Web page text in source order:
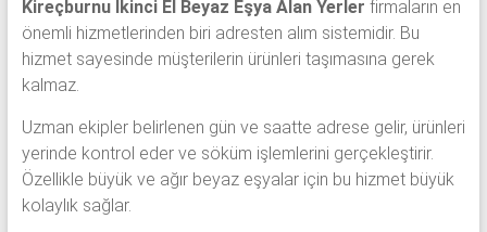
Kireçburnu İkinci El Beyaz Eşya Alan Yerler firmaların en
önemli hizmetlerinden biri adresten alım sistemidir. Bu
hizmet sayesinde müşterilerin ürünleri taşımasına gerek
kalmaz.
Uzman ekipler belirlenen gün ve saatte adrese gelir, ürünleri
yerinde kontrol eder ve söküm işlemlerini gerçekleştirir.
Özellikle büyük ve ağır beyaz eşyalar için bu hizmet büyük
kolaylık sağlar.